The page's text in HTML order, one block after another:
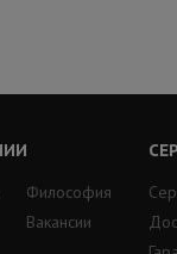
Философия
Вакансии